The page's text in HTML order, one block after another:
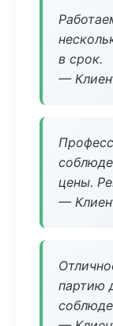
в срок.
—
цены.
—
партию